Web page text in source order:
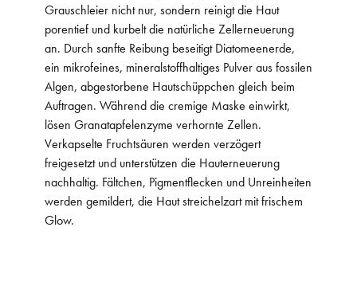
Grauschleier nicht nur, sondern reinigt die Haut
porentief und kurbelt die natürliche Zellerneuerung
an. Durch sanfte Reibung beseitigt Diatomeenerde,
ein mikrofeines, mineralstoffhaltiges Pulver aus fossilen
Algen, abgestorbene Hautschüppchen gleich beim
Auftragen. Während die cremige Maske einwirkt,
lösen Granatapfelenzyme verhornte Zellen.
Verkapselte Fruchtsäuren werden verzögert
freigesetzt und unterstützen die Hauterneuerung
nachhaltig. Fältchen, Pigmentflecken und Unreinheiten
werden gemildert, die Haut streichelzart mit frischem
Glow.